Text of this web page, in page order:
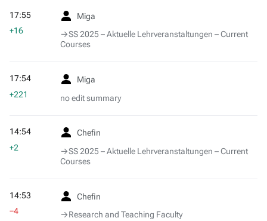
Miga
→‎SS 2025 – Aktuelle Lehrveranstaltungen – Current
Courses
17:55
+16
Miga
no edit summary
17:54
+221
Chefin
→‎SS 2025 – Aktuelle Lehrveranstaltungen – Current
Courses
14:54
+2
Chefin
→‎Research and Teaching Faculty
14:53
−4